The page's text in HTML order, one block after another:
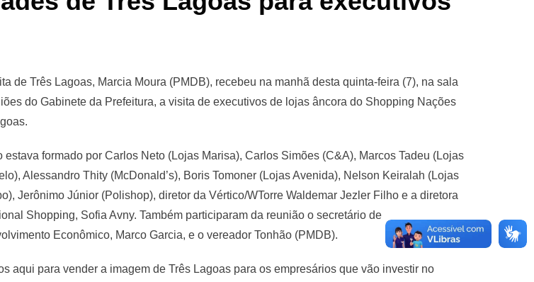
de Três Lagoas, Marcia Moura (PMDB), recebeu na manhã desta quinta-feira (7), na sala
do Gabinete da Prefeitura, a visita de executivos de lojas âncora do Shopping Nações
estava formado por Carlos Neto (Lojas Marisa), Carlos Simões (C&A), Marcos Tadeu (Lojas
Alessandro Thity (McDonald’s), Boris Tomoner (Lojas Avenida), Nelson Keiralah (Lojas
Jerônimo Júnior (Polishop), diretor da Vértico/WTorre Waldemar Jezler Filho e a diretora
Shopping, Sofia Avny. Também participaram da reunião o secretário de
Econômico, Marco Garcia, e o vereador Tonhão (PMDB).
aqui para vender a imagem de Três Lagoas para os empresários que vão investir no